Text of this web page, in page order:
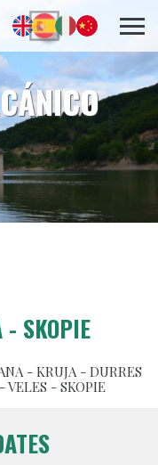
- SKOPIE
- KRUJA - DURRES
- SKOPIE